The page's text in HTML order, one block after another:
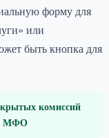
форму для
или
быть кнопка для
комиссий
МФО